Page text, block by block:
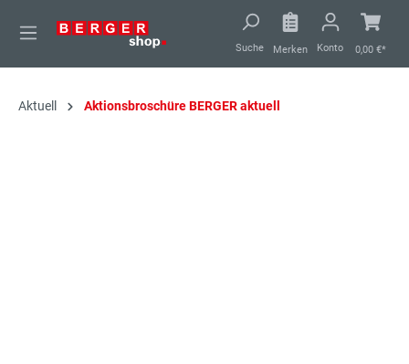
springen
Suche Merken Konto 0,00 €*
Aktuell Aktionsbroschüre BERGER aktuell